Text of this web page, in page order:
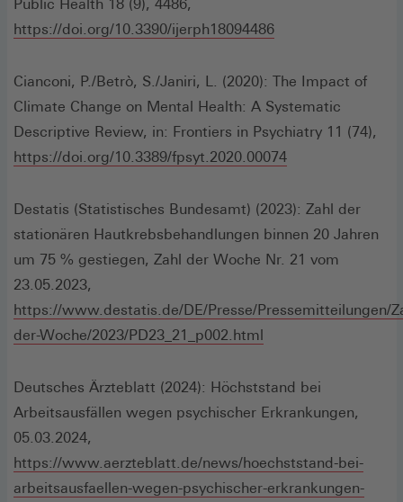
Public Health 18 (9), 4486,
https://doi.org/10.3390/ijerph18094486(Öffnet
einem
neuen
Fenster)
Cianconi, P./Betrò, S./Janiri, L. (2020): The Impact of
Climate Change on Mental Health: A Systematic
Descriptive Review, in: Frontiers in Psychiatry 11 (74),
https://doi.org/10.3389/fpsyt.2020.00074(Öffnet
einem
neuen
Fenster)
Destatis (Statistisches Bundesamt) (2023): Zahl der
stationären Hautkrebsbehandlungen binnen 20 Jahren
um 75 % gestiegen, Zahl der Woche Nr. 21 vom
23.05.2023,
https://www.destatis.de/DE/Presse/Pressemitteilungen/
der-Woche/2023/PD23_21_p002.html
einem
neuen
Deutsches Ärzteblatt (2024): Höchststand bei
Arbeitsausfällen wegen psychischer Erkrankungen,
05.03.2024,
https://www.aerzteblatt.de/news/hoechststand-bei-
arbeitsausfaellen-wegen-psychischer-erkrankungen-